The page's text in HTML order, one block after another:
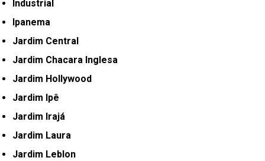
Industrial
Ipanema
Jardim Central
Jardim Chacara Inglesa
Jardim Hollywood
Jardim Ipê
Jardim Irajá
Jardim Laura
Jardim Leblon